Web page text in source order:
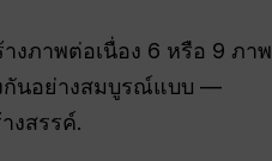
งภาพต่อเนื่อง 6 หรือ 9 ภาพ
กันอย่างสมบูรณ์แบบ —
งสรรค์.